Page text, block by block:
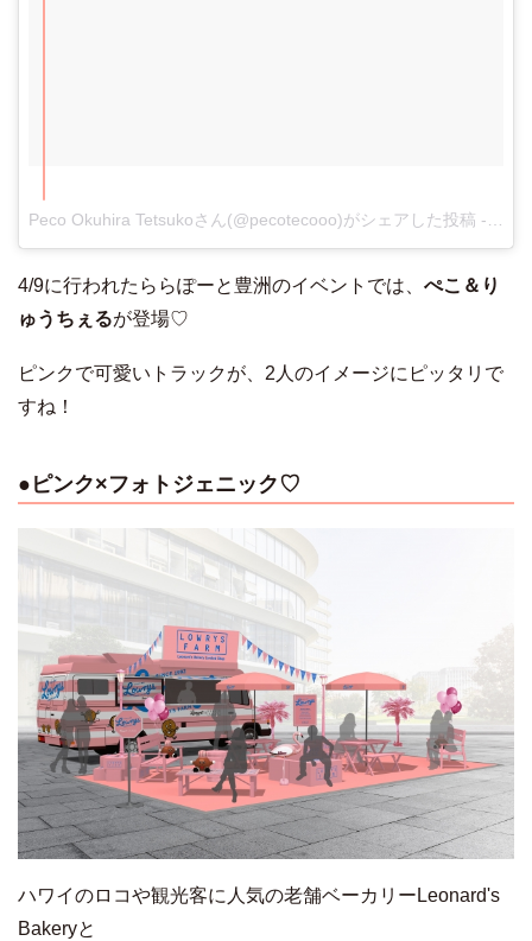
Peco Okuhira Tetsukoさん(@pecotecooo)がシェアした投稿 -
4/9に行われたららぽーと豊洲のイベントでは、 ぺこ＆り
ゅうちぇるが登場♡
ピンクで可愛いトラックが、2人のイメージにピッタリで
すね！
●ピンク×フォトジェニック♡
ハワイのロコや観光客に人気の老舗ベーカリーLeonard's
Bakeryと